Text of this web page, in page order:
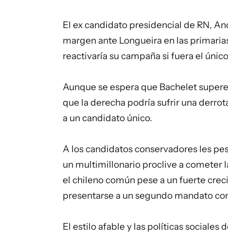
El ex candidato presidencial de RN,
margen ante Longueira en las
reactivaría su campaña si fuera el
Aunque se espera que Bachelet
que la derecha podría sufrir una
a un candidato único.
A los candidatos conservadores les
un multimillonario proclive a cometer
el chileno común pese a un fuerte
presentarse a un segundo mandato
El estilo afable y las políticas sociales